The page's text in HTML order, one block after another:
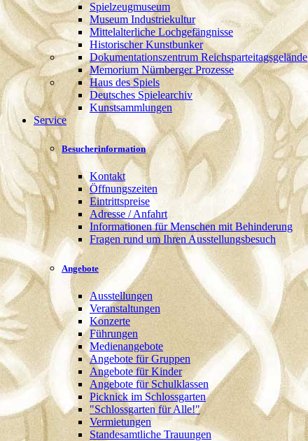
Spielzeugmuseum
Museum Industriekultur
Mittelalterliche Lochgefängnisse
Historischer Kunstbunker
Dokumentationszentrum Reichsparteitagsgelände
Memorium Nürnberger Prozesse
Haus des Spiels
Deutsches Spielearchiv
Kunstsammlungen
Service
Besucherinformation
Kontakt
Öffnungszeiten
Eintrittspreise
Adresse / Anfahrt
Informationen für Menschen mit Behinderung
Fragen rund um Ihren Ausstellungsbesuch
Angebote
Ausstellungen
Veranstaltungen
Konzerte
Führungen
Medienangebote
Angebote für Gruppen
Angebote für Kinder
Angebote für Schulklassen
Picknick im Schlossgarten
"Schlossgarten für Alle!"
Vermietungen
Standesamtliche Trauungen